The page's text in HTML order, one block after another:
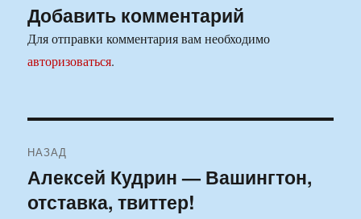
Добавить комментарий
Для отправки комментария вам необходимо
авторизоваться.
по
записям
НАЗАД
Предыдущая
запись:
Алексей Кудрин — Вашингтон,
отставка, твиттер!